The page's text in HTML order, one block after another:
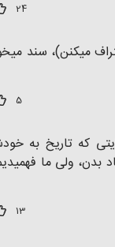
24
میکنن)، سند
5
که تاریخ به
بدن، ولی ما
13